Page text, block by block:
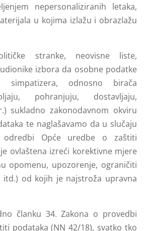
nepersonaliziranih letaka,
u kojima izlažu i obrazlažu
stranke, neovisne liste,
izbora da osobne podatke
simpatizera, odnosno birača
pohranjuju, dostavljaju,
sukladno zakonodavnom okviru
te naglašavamo da u slučaju
odredbi Opće uredbe o zaštiti
ovlaštena izreći korektivne mjere
opomenu, upozorenje, ograničiti
od kojih je najstroža upravna
članku 34. Zakona o provedbi
podataka (NN 42/18), svatko tko